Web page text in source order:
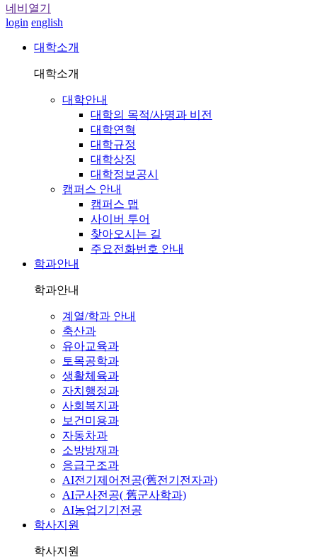
네비열기
login english
대학소개
대학소개
대학안내
대학의 목적/사명과 비전
대학연혁
대학규정
대학상징
대학정보공시
캠퍼스 안내
캠퍼스 맵
사이버 투어
찾아오시는 길
주요전화번호 안내
학과안내
학과안내
계열/학과 안내
축산과
유아교육과
토목공학과
생활체육과
자치행정과
사회복지과
보건미용과
자동차과
소방방재과
응급구조과
AI전기제어전공(舊전기전자과)
AI군사전공( 舊군사학과)
AI농업기기전공
학사지원
학사지원